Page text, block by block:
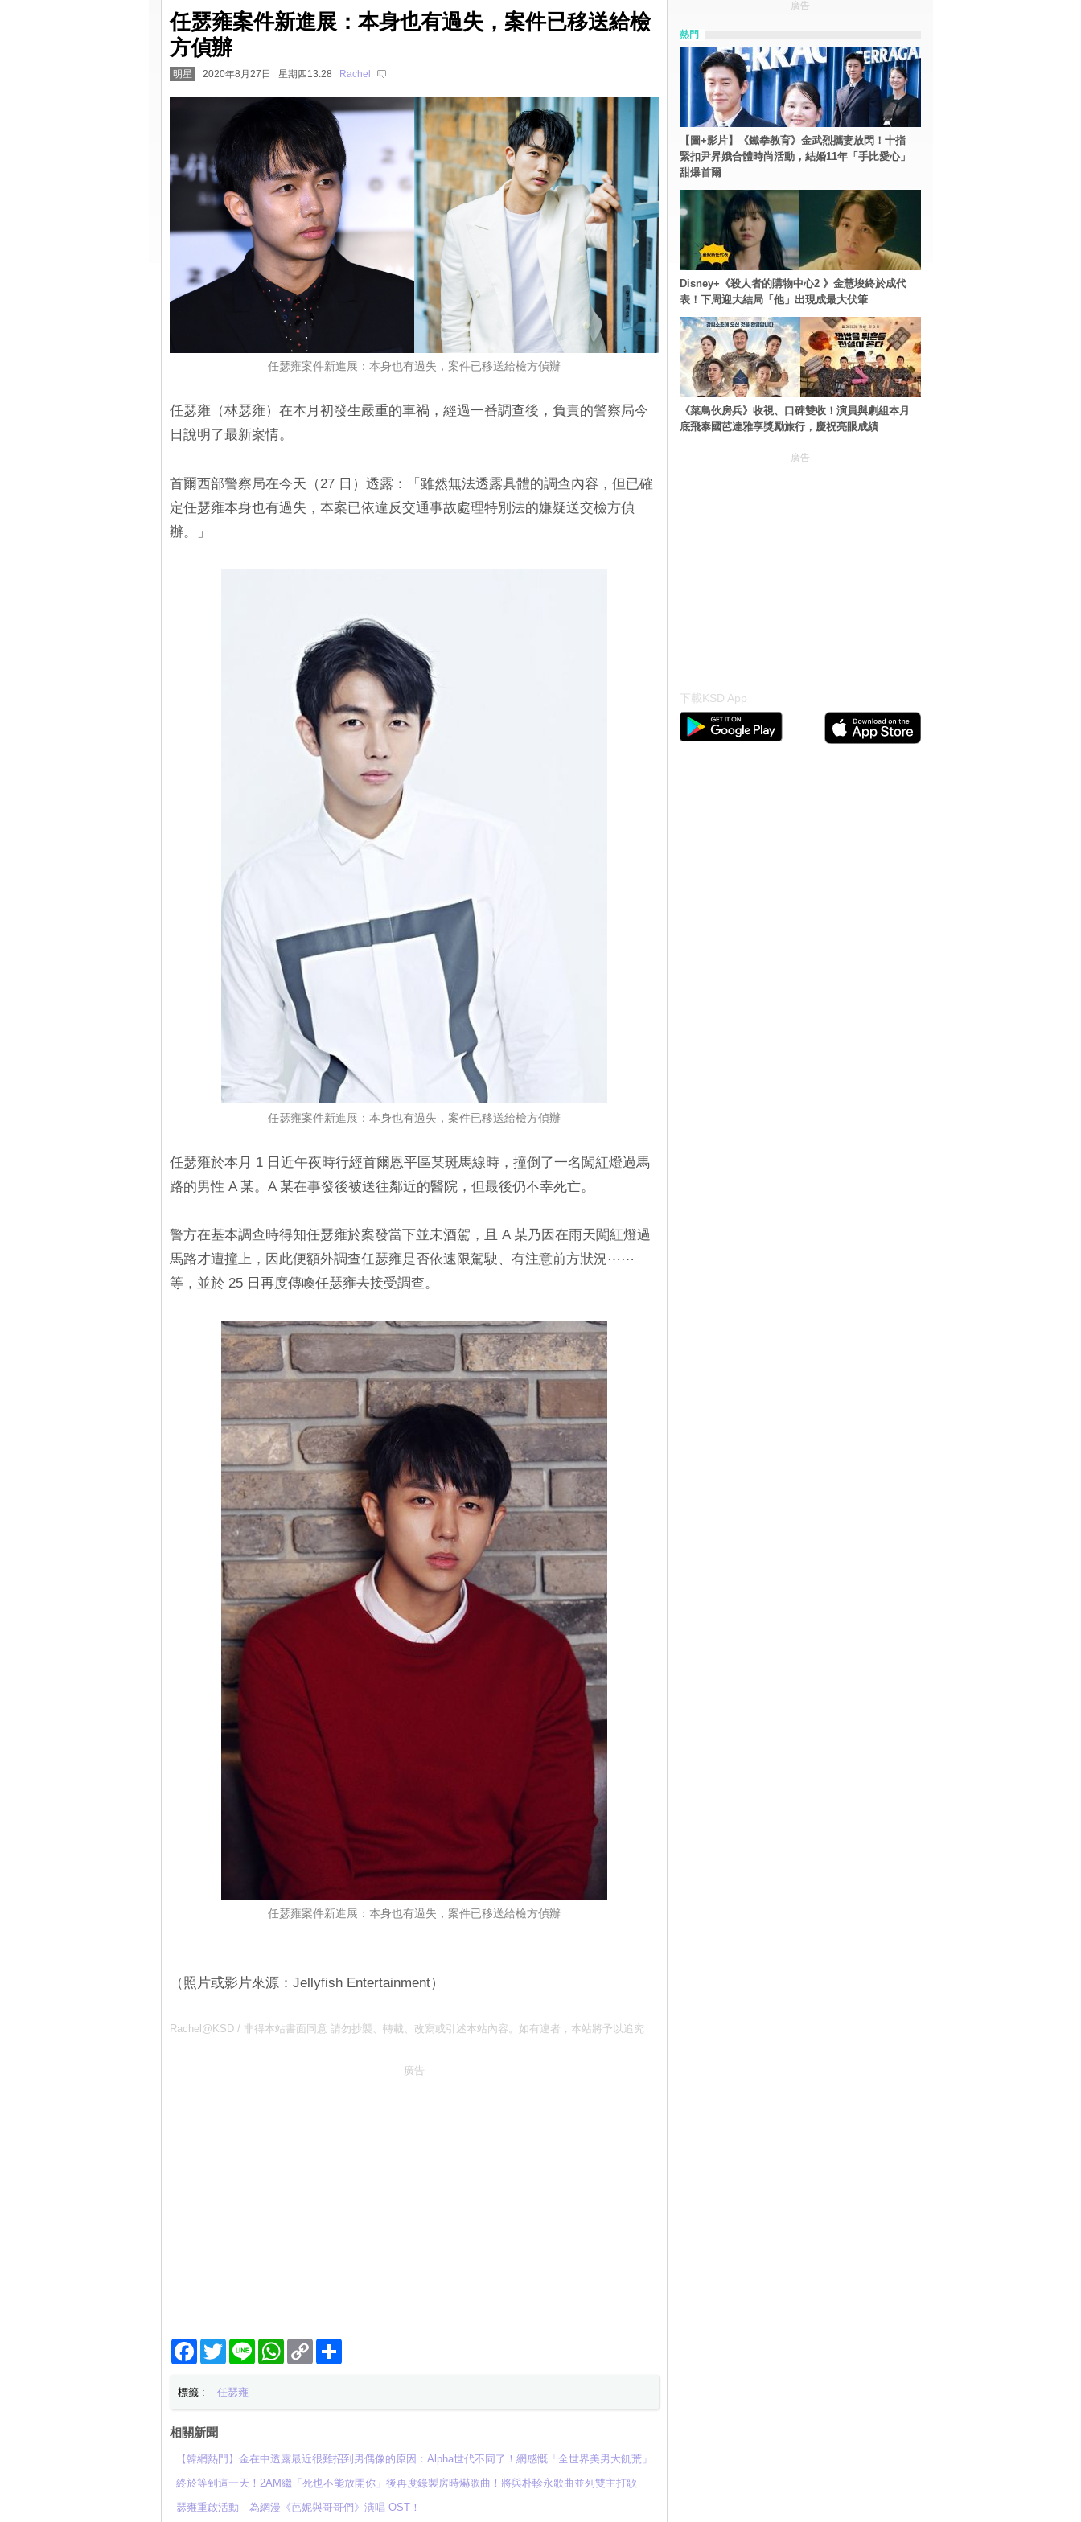
任瑟雍案件新進展：本身也有過失，案件已移送給檢
方偵辦
明星 2020年8月27日 星期四13:28 Rachel
任瑟雍案件新進展：本身也有過失，案件已移送給檢方偵辦
任瑟雍（林瑟雍）在本月初發生嚴重的車禍，經過一番調查後，負責的警察局今
日說明了最新案情。
首爾西部警察局在今天（27 日）透露：「雖然無法透露具體的調查內容，但已確
定任瑟雍本身也有過失，本案已依違反交通事故處理特別法的嫌疑送交檢方偵
辦。」
任瑟雍案件新進展：本身也有過失，案件已移送給檢方偵辦
任瑟雍於本月 1 日近午夜時行經首爾恩平區某斑馬線時，撞倒了一名闖紅燈過馬
路的男性 A 某。A 某在事發後被送往鄰近的醫院，但最後仍不幸死亡。
警方在基本調查時得知任瑟雍於案發當下並未酒駕，且 A 某乃因在雨天闖紅燈過
馬路才遭撞上，因此便額外調查任瑟雍是否依速限駕駛、有注意前方狀況⋯⋯
等，並於 25 日再度傳喚任瑟雍去接受調查。
任瑟雍案件新進展：本身也有過失，案件已移送給檢方偵辦
（照片或影片來源：Jellyfish Entertainment）
Rachel@KSD / 非得本站書面同意 請勿抄襲、轉載、改寫或引述本站內容。如有違者，本站將予以追究
廣告
Facebook
TwitterLine WhatsApp
Copy
Link
分
標籤 : 任瑟雍
相關新聞
【韓網熱門】金在中透露最近很難招到男偶像的原因：Alpha世代不同了！網感慨「全世界美男大飢荒」
終於等到這一天！2AM繼「死也不能放開你」後再度錄製房時爀歌曲！將與朴軫永歌曲並列雙主打歌
瑟雍重啟活動 為網漫《芭妮與哥哥們》演唱 OST！
廣告
熱門
【圖+影片】《鐵拳教育》金武烈攜妻放閃！十指
緊扣尹昇娥合體時尚活動，結婚11年「手比愛心」
甜爆首爾
Disney+《殺人者的購物中心2 》金慧埈終於成代
表！下周迎大結局「他」出現成最大伏筆
《菜鳥伙房兵》收視、口碑雙收！演員與劇組本月
底飛泰國芭達雅享獎勵旅行，慶祝亮眼成績
廣告
下載KSD App